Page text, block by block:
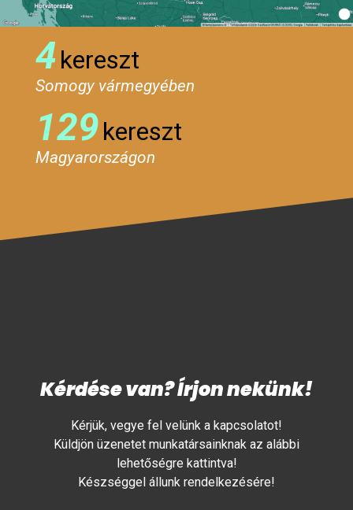
4kereszt
Somogy vármegyében
129kereszt
Magyarországon
Kérdése van? Írjon nekünk!
Kérjük, vegye fel velünk a kapcsolatot!
Küldjön üzenetet munkatársainknak az alábbi
lehetőségre kattintva!
Készséggel állunk rendelkezésére!